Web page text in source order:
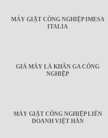
MÁY GIẶT CÔNG NGHIỆP IMESA
ITALIA
GIÁ MÁY LÀ KHĂN GA CÔNG
NGHIỆP
MÁY GIẶT CÔNG NGHIỆP LIÊN
DOANH VIỆT HÀN